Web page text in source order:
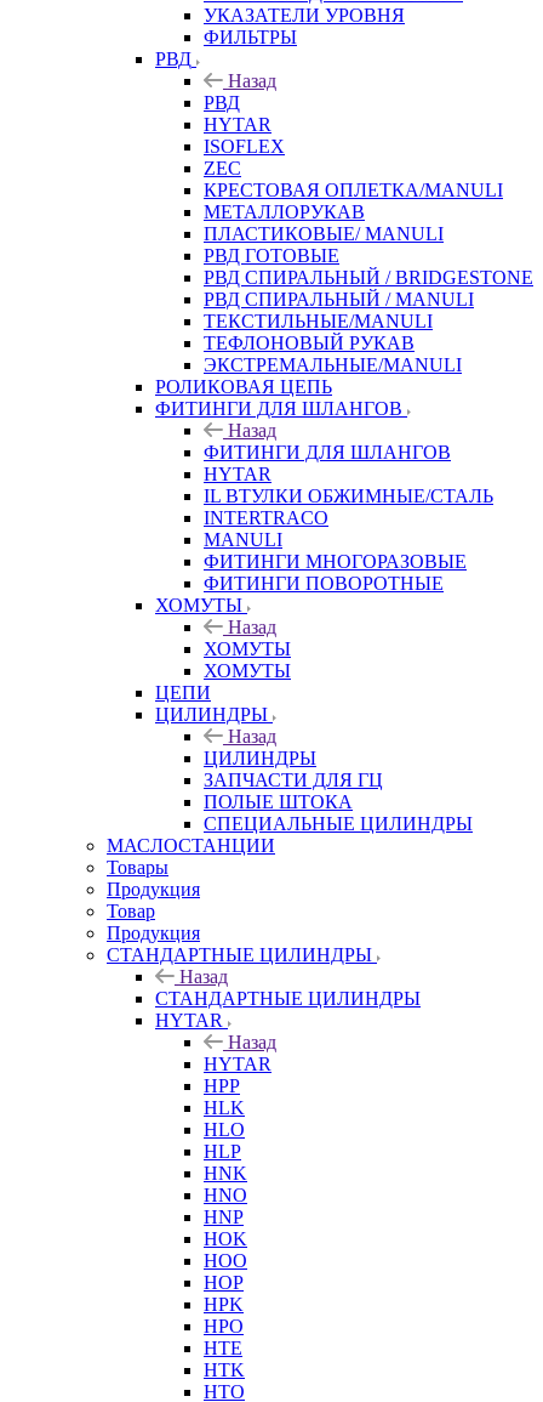
УКАЗАТЕЛИ УРОВНЯ
ФИЛЬТРЫ
РВД
Назад
РВД
HYTAR
ISOFLEX
ZEC
КРЕСТОВАЯ ОПЛЕТКА/MANULI
МЕТАЛЛОРУКАВ
ПЛАСТИКОВЫЕ/ MANULI
РВД ГОТОВЫЕ
РВД СПИРАЛЬНЫЙ / BRIDGESTONE
РВД СПИРАЛЬНЫЙ / MANULI
ТЕКСТИЛЬНЫЕ/MANULI
ТЕФЛОНОВЫЙ РУКАВ
ЭКСТРЕМАЛЬНЫЕ/MANULI
РОЛИКОВАЯ ЦЕПЬ
ФИТИНГИ ДЛЯ ШЛАНГОВ
Назад
ФИТИНГИ ДЛЯ ШЛАНГОВ
HYTAR
IL ВТУЛКИ ОБЖИМНЫЕ/СТАЛЬ
INTERTRACO
MANULI
ФИТИНГИ МНОГОРАЗОВЫЕ
ФИТИНГИ ПОВОРОТНЫЕ
ХОМУТЫ
Назад
ХОМУТЫ
ХОМУТЫ
ЦЕПИ
ЦИЛИНДРЫ
Назад
ЦИЛИНДРЫ
ЗАПЧАСТИ ДЛЯ ГЦ
ПОЛЫЕ ШТОКА
СПЕЦИАЛЬНЫЕ ЦИЛИНДРЫ
МАСЛОСТАНЦИИ
Товары
Продукция
Товар
Продукция
СТАНДАРТНЫЕ ЦИЛИНДРЫ
Назад
СТАНДАРТНЫЕ ЦИЛИНДРЫ
HYTAR
Назад
HYTAR
HPP
HLK
HLO
HLP
HNK
HNO
HNP
HOK
HOO
HOP
HPK
HPO
HTE
HTK
HTO